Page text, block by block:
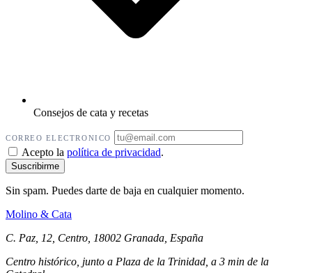
Consejos de cata y recetas
CORREO ELECTRONICO
Acepto la política de privacidad.
Sin spam. Puedes darte de baja en cualquier momento.
Molino & Cata
C. Paz, 12, Centro, 18002 Granada, España
Centro histórico, junto a Plaza de la Trinidad, a 3 min de la